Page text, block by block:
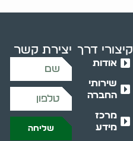
קיצורי דרך
אודות
שירותי
החברה
מרכז
מידע
יצירת קשר
שליחה